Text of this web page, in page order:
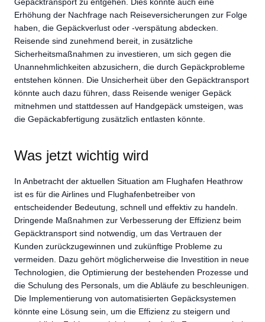
Erhöhung der Nachfrage nach Reiseversicherungen zur Folge
haben, die Gepäckverlust oder -verspätung abdecken.
Reisende sind zunehmend bereit, in zusätzliche
Sicherheitsmaßnahmen zu investieren, um sich gegen die
Unannehmlichkeiten abzusichern, die durch Gepäckprobleme
entstehen können. Die Unsicherheit über den Gepäcktransport
könnte auch dazu führen, dass Reisende weniger Gepäck
mitnehmen und stattdessen auf Handgepäck umsteigen, was
die Gepäckabfertigung zusätzlich entlasten könnte.
Was jetzt wichtig wird
In Anbetracht der aktuellen Situation am Flughafen Heathrow
ist es für die Airlines und Flughafenbetreiber von
entscheidender Bedeutung, schnell und effektiv zu handeln.
Dringende Maßnahmen zur Verbesserung der Effizienz beim
Gepäcktransport sind notwendig, um das Vertrauen der
Kunden zurückzugewinnen und zukünftige Probleme zu
vermeiden. Dazu gehört möglicherweise die Investition in neue
Technologien, die Optimierung der bestehenden Prozesse und
die Schulung des Personals, um die Abläufe zu beschleunigen.
Die Implementierung von automatisierten Gepäcksystemen
könnte eine Lösung sein, um die Effizienz zu steigern und